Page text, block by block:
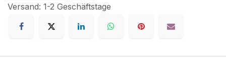
Versand: 1-2 Geschäftstage